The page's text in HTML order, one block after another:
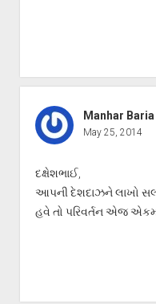
Manhar Baria
May 25, 2014
દક્ષેશભાઈ,
આપની દેશદાઝને લાખો
હવે તો પરિવર્તન એજ